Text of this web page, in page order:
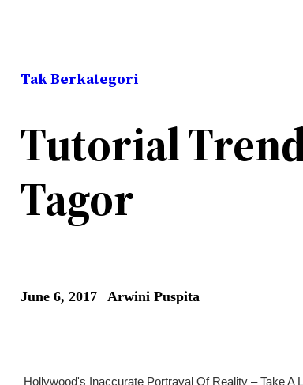
Tak Berkategori
Tutorial
Tagor
June 6, 2017 Arwini Puspita